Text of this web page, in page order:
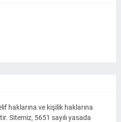
haklarına ve kişilik haklarına
Sitemiz, 5651 sayılı yasada